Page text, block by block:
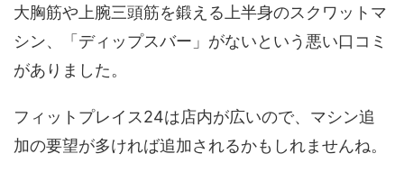
大胸筋や上腕三頭筋を鍛える上半身のスクワットマ
シン、「ディップスバー」がないという悪い口コミ
がありました。
フィットプレイス24は店内が広いので、マシン追
加の要望が多ければ追加されるかもしれませんね。